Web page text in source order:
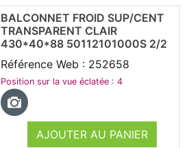
AJOUTER AU PANIER
BALCONNET FROID SUP/CENT
TRANSPARENT CLAIR
430*40*88 50112101000S 2/2
Référence Web : 252658
Position sur la vue éclatée : 4